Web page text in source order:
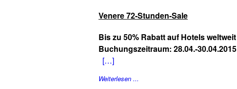
Venere 72-Stunden-Sale
Bis zu 50% Rabatt auf Hotels weltweit
Buchungszeitraum: 28.04.-30.04.2015
[…]
Weiterlesen ...